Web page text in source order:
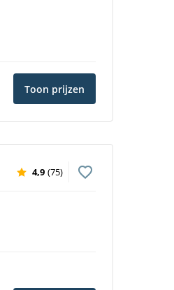
Toon prijzen
4,9 (75)